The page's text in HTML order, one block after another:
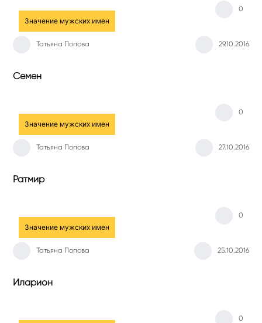
Значение мужских имен
Татьяна Попова 29.10.2016
0
Семен
Значение мужских имен
Татьяна Попова 27.10.2016
0
Ратмир
Значение мужских имен
Татьяна Попова 25.10.2016
0
Иларион
0